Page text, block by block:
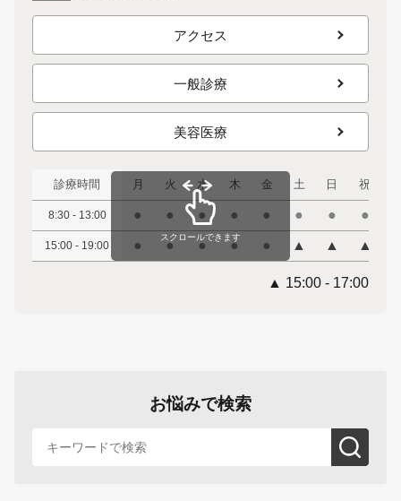
アクセス
一般診療
美容医療
診療時間 月 火 水 木 金 土 日 祝
8:30 - 13:00 ● ● ● ● ● ● ● ●
15:00 - 19:00 ● ● ● ● ● ▲ ▲ ▲
スクロールできます
▲ 15:00 - 17:00
お悩みで検索